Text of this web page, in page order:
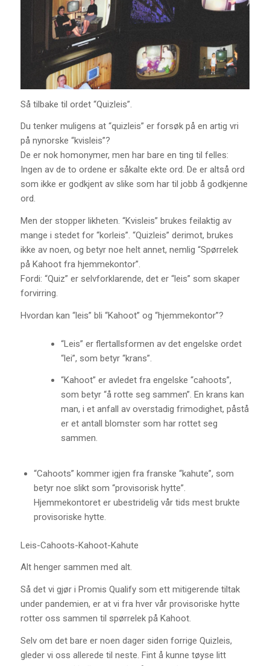
Så tilbake til ordet “Quizleis”.
Du tenker muligens at “quizleis” er forsøk på en artig vri
på nynorske “kvisleis”?
De er nok homonymer, men har bare en ting til felles:
Ingen av de to ordene er såkalte ekte ord. De er altså ord
som ikke er godkjent av slike som har til jobb å godkjenne
ord.
Men der stopper likheten. “Kvisleis” brukes feilaktig av
mange i stedet for “korleis”. “Quizleis” derimot, brukes
ikke av noen, og betyr noe helt annet, nemlig “Spørrelek
på Kahoot fra hjemmekontor”.
Fordi: “Quiz” er selvforklarende, det er “leis” som skaper
forvirring.
Hvordan kan “leis” bli “Kahoot” og “hjemmekontor”?
“Leis” er flertallsformen av det engelske ordet
“lei”, som betyr “krans”.
“Kahoot” er avledet fra engelske “cahoots”,
som betyr “å rotte seg sammen”. En krans kan
man, i et anfall av overstadig frimodighet, påstå
er et antall blomster som har rottet seg
sammen.
“Cahoots” kommer igjen fra franske “kahute”, som
betyr noe slikt som “provisorisk hytte”.
Hjemmekontoret er ubestridelig vår tids mest brukte
provisoriske hytte.
Leis-Cahoots-Kahoot-Kahute
Alt henger sammen med alt.
Så det vi gjør i Promis Qualify som ett mitigerende tiltak
under pandemien, er at vi fra hver vår provisoriske hytte
rotter oss sammen til spørrelek på Kahoot.
Selv om det bare er noen dager siden forrige Quizleis,
gleder vi oss allerede til neste. Fint å kunne tøyse litt